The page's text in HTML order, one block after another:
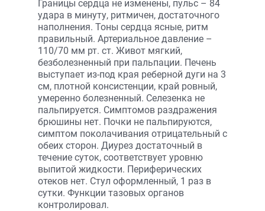
Границы сердца не изменены, пульс – 84
удара в минуту, ритмичен, достаточного
наполнения. Тоны сердца ясные, ритм
правильный. Артериальное давление –
110/70 мм рт. ст. Живот мягкий,
безболезненный при пальпации. Печень
выступает из-под края реберной дуги на 3
см, плотной консистенции, край ровный,
умеренно болезненный. Селезенка не
пальпируется. Симптомов раздражения
брюшины нет. Почки не пальпируются,
симптом поколачивания отрицательный с
обеих сторон. Диурез достаточный в
течение суток, соответствует уровню
выпитой жидкости. Периферических
отеков нет. Стул оформленный, 1 раз в
сутки. Функции тазовых органов
контролировал.